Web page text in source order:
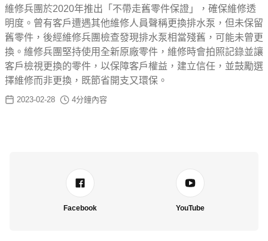
維修兵團於2020年推出「不帶走舊零件保證」，確保維修透
明度。曾有客戶遭遇其他維修人員聲稱更換排水泵，但未保留
舊零件，後經維修兵團檢查發現排水泵相當殘舊，可能未曾更
換。維修兵團堅持使用全新原廠零件，維修時會拍照記錄並讓
客戶檢視更換的零件，以保障客戶權益，建立信任，並鼓勵選
擇維修而非更換，既節省開支又環保。
2023-02-28 4分鐘內容
Facebook YouTube